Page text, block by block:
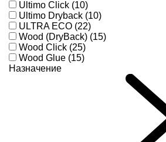
Ultimo Click (10)
Ultimo Dryback (10)
ULTRA ECO (22)
Wood (DryBack) (15)
Wood Click (25)
Wood Glue (15)
Назначение